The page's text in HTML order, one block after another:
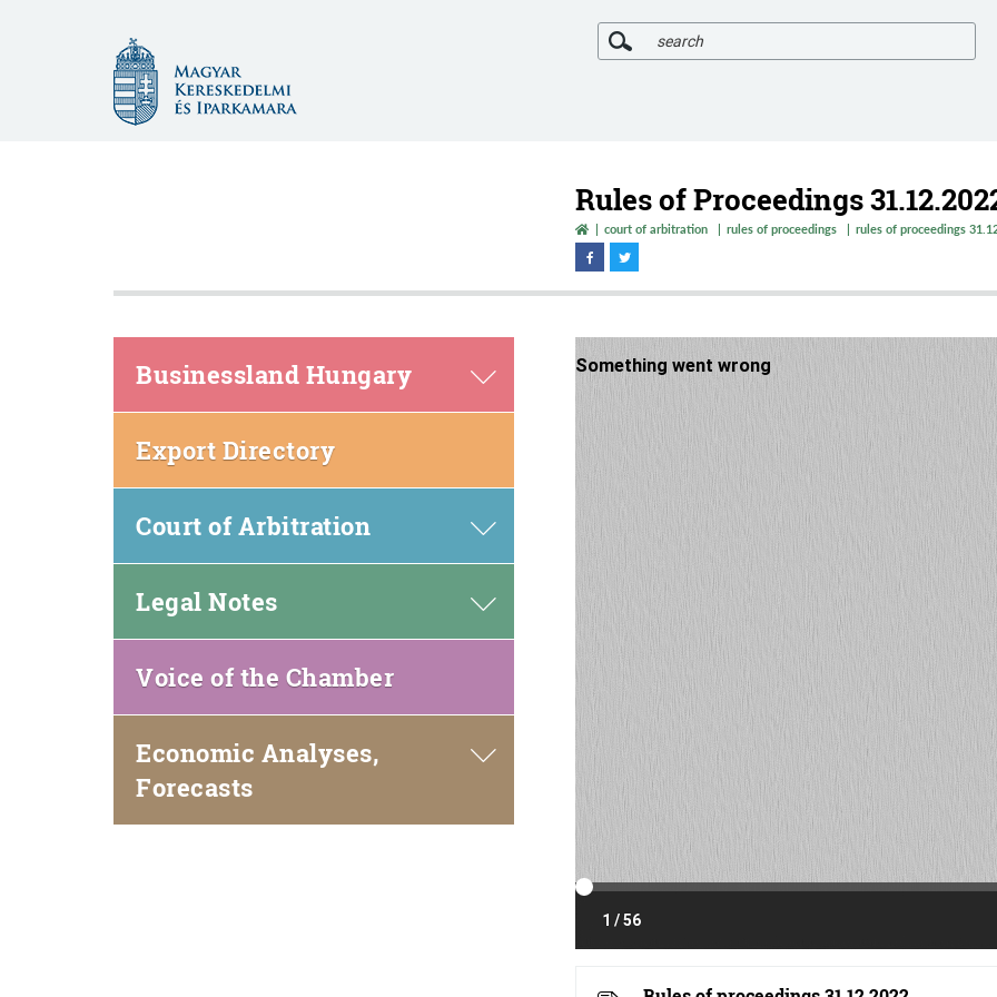
Magyar
Kereskedelmi
és
Iparkamara
SEARCH
Rules of Proceedings
court of arbitration rules of proceedings rules of proceedings
Businessland Hungary
Export Directory(open
in
new
Court of Arbitration
Legal Notes
Voice of the Chamber(open
in
Economic Analyses,
Forecasts